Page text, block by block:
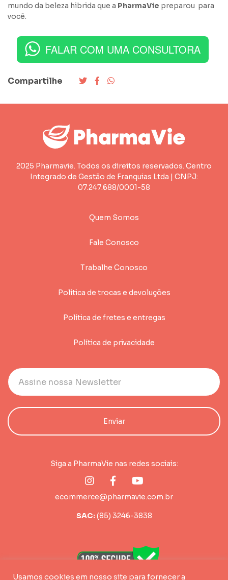
mundo da beleza hibrida que a PharmaVie preparou para
você.
FALAR COM UMA CONSULTORA
Compartilhe
2025 Pharmavie. Todos os direitos reservados. Centro
Integrado de Gestão de Franquias Ltda | CNPJ:
07.247.688/0001-58
Quem Somos
Fale Conosco
Trabalhe Conosco
Política de trocas e devoluções
Política de fretes e entregas
Política de privacidade
Siga a PharmaVie nas redes sociais:
ecommerce@pharmavie.com.br
SAC:(85) 3246-3838
Usamos cookies em nosso site para fornecer a